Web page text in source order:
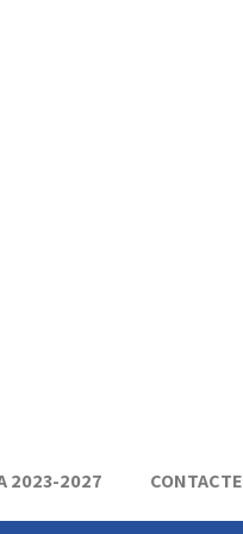
2023-2027 CONTACTE